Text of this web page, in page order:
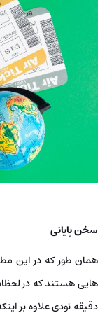
سخن پایانی
همان طور که در این
هایی هستند که در
دقیقه نودی علاوه بر